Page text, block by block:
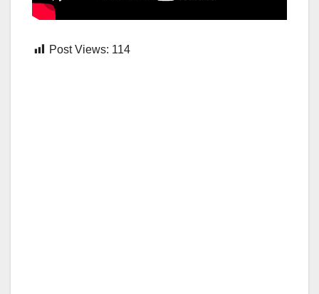
Post Views: 114